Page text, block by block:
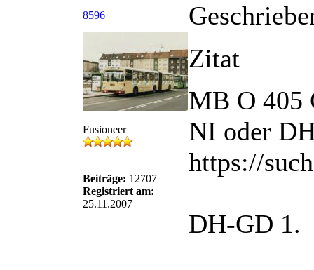
8596
Fusioneer
Beiträge: 12707
Registriert am:
25.11.2007
Zitat
MB O 405
NI oder
https://
DH-GD 1.